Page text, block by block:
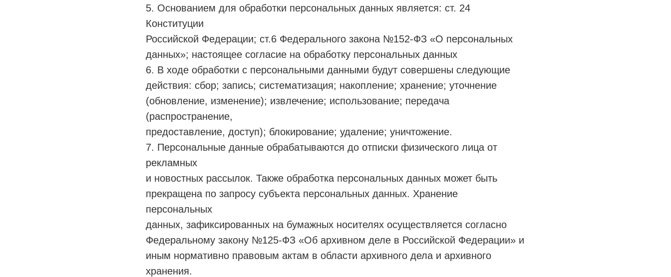
5. Основанием для обработки персональных данных является: ст. 24
Конституции
Российской Федерации; ст.6 Федерального закона №152-ФЗ «О персональных
данных»; настоящее согласие на обработку персональных данных
6. В ходе обработки с персональными данными будут совершены следующие
действия: сбор; запись; систематизация; накопление; хранение; уточнение
(обновление, изменение); извлечение; использование; передача
(распространение,
предоставление, доступ); блокирование; удаление; уничтожение.
7. Персональные данные обрабатываются до отписки физического лица от
рекламных
и новостных рассылок. Также обработка персональных данных может быть
прекращена по запросу субъекта персональных данных. Хранение
персональных
данных, зафиксированных на бумажных носителях осуществляется согласно
Федеральному закону №125-ФЗ «Об архивном деле в Российской Федерации» и
иным нормативно правовым актам в области архивного дела и архивного
хранения.